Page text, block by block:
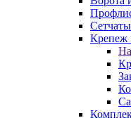
Крепеж